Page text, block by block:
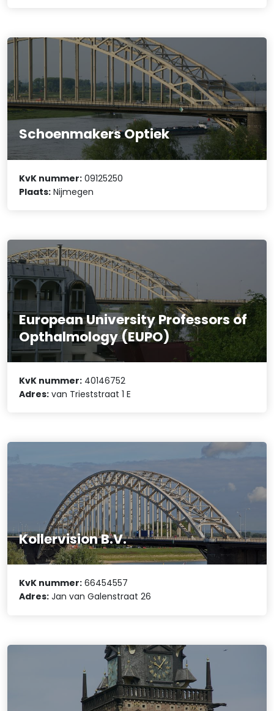
Schoenmakers Optiek
KvK nummer: 09125250
Plaats: Nijmegen
European University Professors of
Opthalmology (EUPO)
KvK nummer: 40146752
Adres: van Trieststraat 1 E
Kollervision B.V.
KvK nummer: 66454557
Adres: Jan van Galenstraat 26